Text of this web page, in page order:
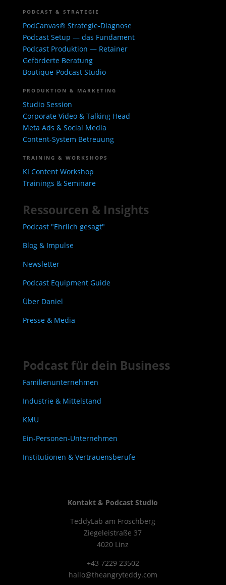
PODCAST & STRATEGIE
PodCanvas® Strategie-Diagnose
Podcast Setup — das Fundament
Podcast Produktion — Retainer
Geförderte Beratung
Boutique-Podcast Studio
PRODUKTION & MARKETING
Studio Session
Corporate Video & Talking Head
Meta Ads & Social Media
Content-System Betreuung
TRAINING & WORKSHOPS
KI Content Workshop
Trainings & Seminare
Ressourcen & Insights
Podcast "Ehrlich gesagt"
Blog & Impulse
Newsletter
Podcast Equipment Guide
Über Daniel
Presse & Media
Podcast für dein Business
Familienunternehmen
Industrie & Mittelstand
KMU
Ein-Personen-Unternehmen
Institutionen & Vertrauensberufe
Kontakt & Podcast Studio
TeddyLab am Froschberg
Ziegeleistraße 37
4020 Linz
+43 7229 23502
hallo@theangryteddy.com